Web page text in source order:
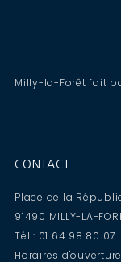
Milly-la-Forêt fait
CONTACT
Place de la
91490 MILLY-LA-
Tél : 01 64 98 80 07
Horaires d'ouverture